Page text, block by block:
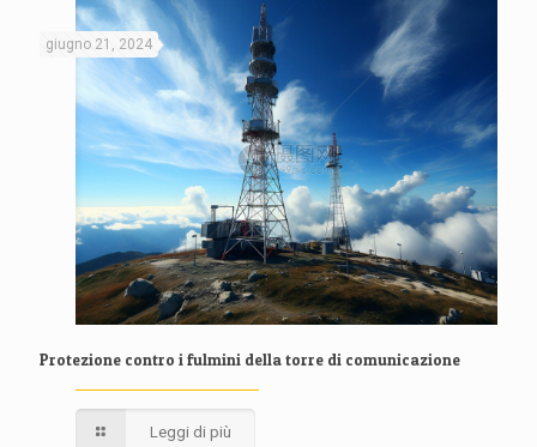
giugno 21, 2024
Protezione contro i fulmini della torre di comunicazione
Leggi di più